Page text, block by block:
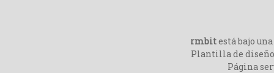
rmbitestá bajo una
Plantilla de
Página